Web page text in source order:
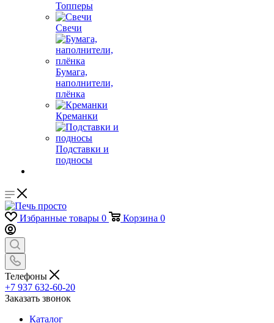
Топперы
Свечи
Бумага,
наполнители,
плёнка
Креманки
Подставки и
подносы
Избранные товары 0 Корзина 0
Телефоны
+7 937 632-60-20
Заказать звонок
Каталог